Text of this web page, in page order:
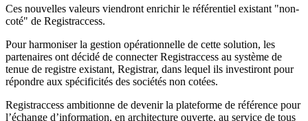
Ces nouvelles valeurs viendront enrichir le référentiel existant "non-
coté" de Registraccess.
Pour harmoniser la gestion opérationnelle de cette solution, les
partenaires ont décidé de connecter Registraccess au système de
tenue de registre existant, Registrar, dans lequel ils investiront pour
répondre aux spécificités des sociétés non cotées.
Registraccess ambitionne de devenir la plateforme de référence pour
l’échange d’information, en architecture ouverte, au service de tous